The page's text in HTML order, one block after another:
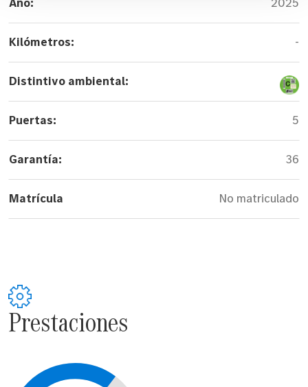
Kilómetros: -
Distintivo ambiental:
Puertas: 5
Garantía: 36
Matrícula No matriculado
Prestaciones